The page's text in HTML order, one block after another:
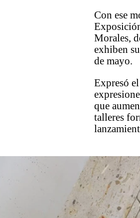
Con ese
Morales,
exhiben
de mayo.
Expresó
que
talleres